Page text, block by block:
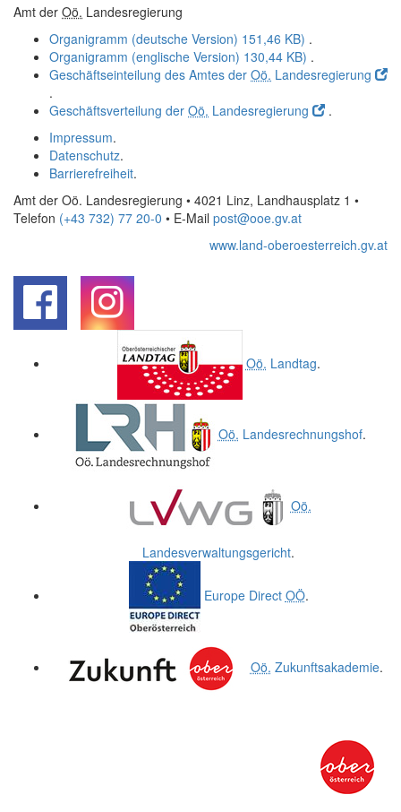
Amt der Oö. Landesregierung
Organigramm (deutsche Version) 151,46 KB) .
Organigramm (englische Version) 130,44 KB) .
Geschäftseinteilung des Amtes der Oö. Landesregierung
.
Geschäftsverteilung der Oö. Landesregierung
.
Impressum.
Datenschutz.
Barrierefreiheit.
Amt der Oö. Landesregierung • 4021 Linz, Landhausplatz 1 •
Telefon (+43 732) 77 20-0 • E-Mail post@ooe.gv.at
www.land-oberoesterreich.gv.at
Oö. Landtag.
Oö. Landesrechnungshof.
Oö.
Landesverwaltungsgericht.
Europe Direct OÖ.
Oö. Zukunftsakademie.